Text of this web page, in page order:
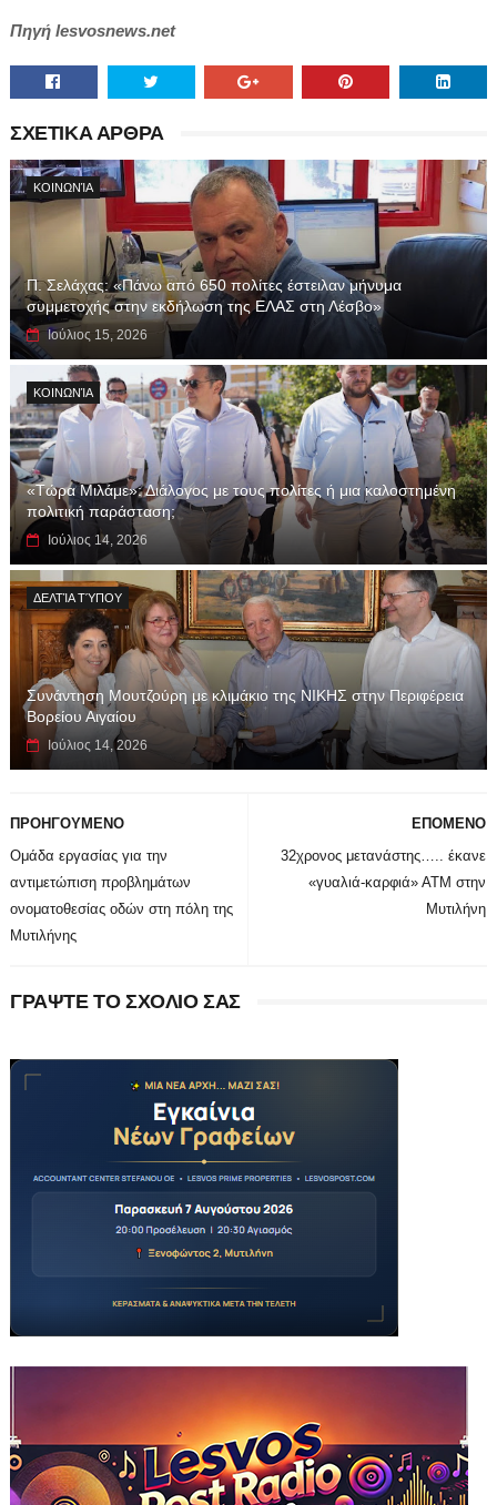
Πηγή lesvosnews.net
ΣΧΕΤΙΚΑ ΑΡΘΡΑ
ΚΟΙΝΩΝΊΑ
Π. Σελάχας: «Πάνω από 650 πολίτες έστειλαν μήνυμα
συμμετοχής στην εκδήλωση της ΕΛΑΣ στη Λέσβο»
Ιούλιος 15, 2026
ΚΟΙΝΩΝΊΑ
«Τώρα Μιλάμε»: Διάλογος με τους πολίτες ή μια καλοστημένη
πολιτική παράσταση;
Ιούλιος 14, 2026
ΔΕΛΤΊΑ ΤΎΠΟΥ
Συνάντηση Μουτζούρη με κλιμάκιο της ΝΙΚΗΣ στην Περιφέρεια
Βορείου Αιγαίου
Ιούλιος 14, 2026
ΕΠΟΜΕΝΟ
32χρονος μετανάστης….. έκανε
«γυαλιά-καρφιά» ΑΤΜ στην
Μυτιλήνη
ΠΡΟΗΓΟΥΜΕΝΟ
Ομάδα εργασίας για την
αντιμετώπιση προβλημάτων
ονοματοθεσίας οδών στη πόλη της
Μυτιλήνης
ΓΡΑΨΤΕ ΤΟ ΣΧΟΛΙΟ ΣΑΣ